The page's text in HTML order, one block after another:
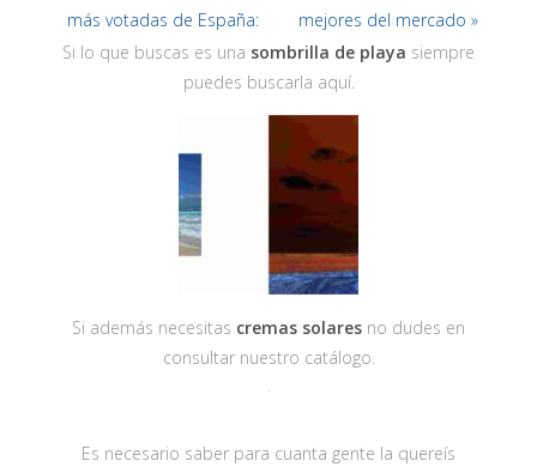
más votadas de España:
mejores del mercado »
Si lo que buscas es una sombrilla de playa siempre
puedes buscarla aquí.
Si además necesitas cremas solares no dudes en
consultar nuestro catálogo.
Es necesario saber para cuanta gente la quereís